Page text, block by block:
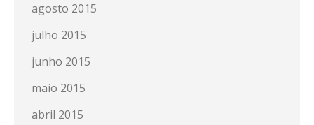
agosto 2015
julho 2015
junho 2015
maio 2015
abril 2015